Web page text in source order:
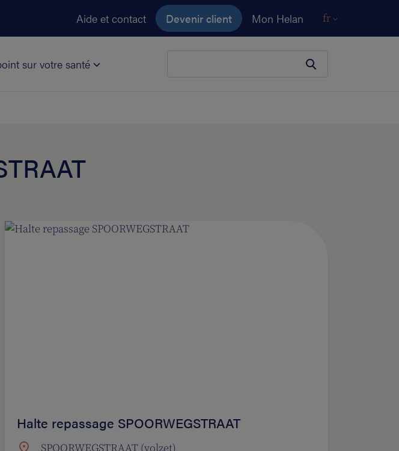
Aide et contact Devenir client Mon Helan fr
sur votre santé
Halte repassage SPOORWEGSTRAAT
SPOORWEGSTRAAT (volzet)